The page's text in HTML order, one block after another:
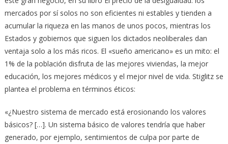
mercados por sí solos no son eficientes ni estables y tienden a
acumular la riqueza en las manos de unos pocos, mientras los
Estados y gobiernos que siguen los dictados neoliberales dan
ventaja solo a los más ricos. El «sueño americano» es un mito: el
1% de la población disfruta de las mejores viviendas, la mejor
educación, los mejores médicos y el mejor nivel de vida. Stiglitz se
plantea el problema en términos éticos:
«¿Nuestro sistema de mercado está erosionando los valores
básicos? […]. Un sistema básico de valores tendría que haber
generado, por ejemplo, sentimientos de culpa por parte de